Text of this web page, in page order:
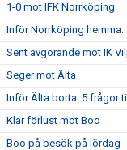
1-0 mot IFK Norrköping
Inför Norrköping hemma:
Sent avgörande mot IK
Seger mot Älta
Inför Älta borta: 5 frågor
Klar förlust mot Boo
Boo på besök på lördag